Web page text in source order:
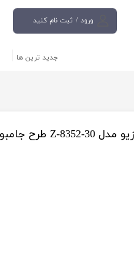
ورود / ثبت نام کنید
حساب کاربری من
تغییر گذر واژه
کاربری
جدید ترین ها